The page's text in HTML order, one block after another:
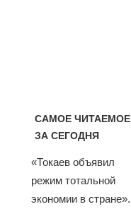
САМОЕ ЧИТАЕМОЕ
ЗА СЕГОДНЯ
«Токаев объявил
режим тотальной
экономии в стране».